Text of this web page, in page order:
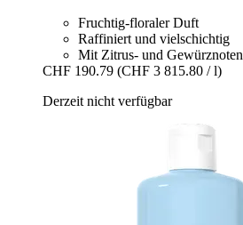
Fruchtig-floraler Duft
Raffiniert und vielschichtig
Mit Zitrus- und Gewürznoten
CHF 190.79 (CHF 3 815.80 / l)
Derzeit nicht verfügbar